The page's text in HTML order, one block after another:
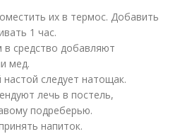
их в термос. Добавить
1 час.
средство добавляют
мед.
следует натощак.
лечь в постель,
подреберью.
напиток.